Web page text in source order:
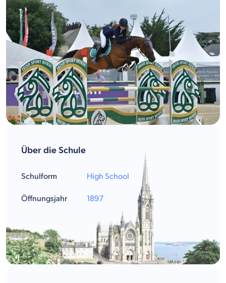
Über die Schule
Schulform
Öffnungsjahr
High School
1897